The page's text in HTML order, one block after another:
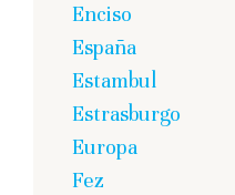
Enciso
España
Estambul
Estrasburgo
Europa
Fez